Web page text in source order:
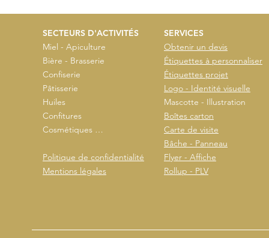
SECTEURS D'ACTIVITÉS
Miel - Apiculture
Bière - Brasserie
Confiserie
Pâtisserie
Huiles
Confitures
Cosmétiques …
Politique de confidentialité
Mentions légales
SERVICES
Obtenir un devis
Étiquettes à personnaliser
Étiquettes projet
Logo - Identité visuelle
Mascotte - Illustration
Boîtes carton
Carte de visite
Bâche - Panneau
Flyer - Affiche
Rollup - PLV